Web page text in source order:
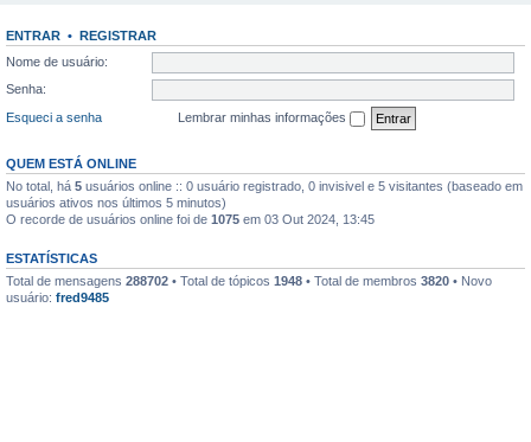
ENTRAR • REGISTRAR
Nome de usuário:
Senha:
Esqueci a senha
Lembrar minhas informações
QUEM ESTÁ ONLINE
No total, há 5 usuários online :: 0 usuário registrado, 0 invisivel e 5 visitantes (baseado em
usuários ativos nos últimos 5 minutos)
O recorde de usuários online foi de 1075 em 03 Out 2024, 13:45
ESTATÍSTICAS
Total de mensagens 288702 • Total de tópicos 1948 • Total de membros 3820 • Novo
usuário: fred9485